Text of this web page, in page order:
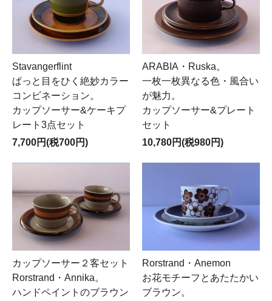
Stavangerflint
ぱっと目をひく絶妙カラー
コンビネーション。
カップソーサー&ケーキプ
レート3点セット
7,700円(税700円)
ARABIA・Ruska。
一枚一枚異なる色・風合い
が魅力。
カップソーサー&プレート
セット
10,780円(税980円)
カップソーサー２客セット
Rorstrand・Annika。
ハンドペイントのブラウン
Rorstrand・Anemon
お花モチーフとあたたかい
ブラウン。